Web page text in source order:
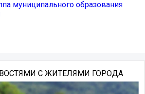
муниципального образования
С ЖИТЕЛЯМИ ГОРОДА